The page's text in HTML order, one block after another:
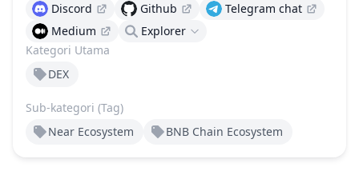
Kategori Utama
DEX
Sub-kategori (Tag)
Near Ecosystem
BNB Chain Ecosystem
Discord
Github
Telegram chat
Medium
Explorer